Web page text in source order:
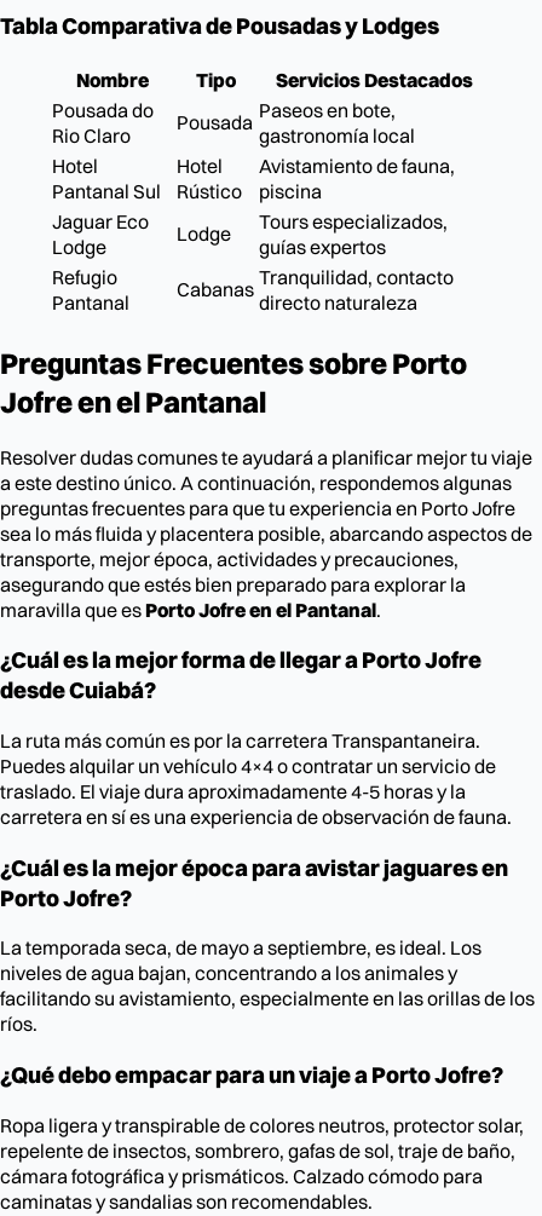
Tabla Comparativa de Pousadas y Lodges
Nombre Tipo
Servicios Destacados
Pousada do
Rio Claro
Pousada Paseos en bote,
gastronomía local
Hotel
Pantanal Sul
Hotel
Rústico
Avistamiento de fauna,
piscina
Jaguar Eco
Lodge
Lodge
Tours especializados,
guías expertos
Refugio
Pantanal
Cabanas Tranquilidad, contacto
directo naturaleza
Preguntas Frecuentes sobre Porto
Jofre en el Pantanal
Resolver dudas comunes te ayudará a planificar mejor tu viaje
a este destino único. A continuación, respondemos algunas
preguntas frecuentes para que tu experiencia en Porto Jofre
sea lo más fluida y placentera posible, abarcando aspectos de
transporte, mejor época, actividades y precauciones,
asegurando que estés bien preparado para explorar la
maravilla que esPorto Jofre en el Pantanal.
¿Cuál es la mejor forma de llegar a Porto Jofre
desde Cuiabá?
La ruta más común es por la carretera Transpantaneira.
Puedes alquilar un vehículo 4×4 o contratar un servicio de
traslado. El viaje dura aproximadamente 4-5 horas y la
carretera en sí es una experiencia de observación de fauna.
¿Cuál es la mejor época para avistar jaguares en
Porto Jofre?
La temporada seca, de mayo a septiembre, es ideal. Los
niveles de agua bajan, concentrando a los animales y
facilitando su avistamiento, especialmente en las orillas de los
ríos.
¿Qué debo empacar para un viaje a Porto Jofre?
Ropa ligera y transpirable de colores neutros, protector solar,
repelente de insectos, sombrero, gafas de sol, traje de baño,
cámara fotográfica y prismáticos. Calzado cómodo para
caminatas y sandalias son recomendables.